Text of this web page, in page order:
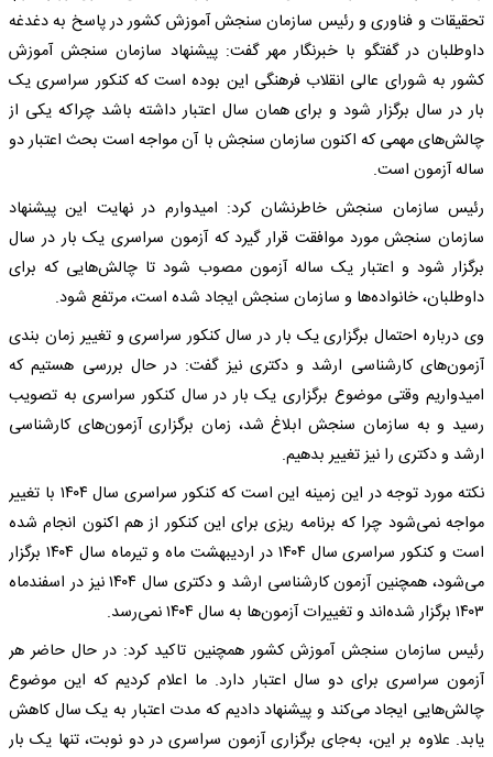
تحقیقات و فناوری و رئیس سازمان سنجش آموزش کشور در پاسخ به دغدغه
داوطلبان در گفتگو با خبرنگار مهر گفت: پیشنهاد سازمان سنجش آموزش
کشور به شورای عالی انقلاب فرهنگی این بوده است که کنکور سراسری یک
بار در سال برگزار شود و برای همان سال اعتبار داشته باشد چراکه یکی از
چالش‌های مهمی که اکنون سازمان سنجش با آن مواجه است بحث اعتبار دو
ساله آزمون است.
رئیس سازمان سنجش خاطرنشان کرد: امیدوارم در نهایت این پیشنهاد
سازمان سنجش مورد موافقت قرار گیرد که آزمون سراسری یک بار در سال
برگزار شود و اعتبار یک ساله آزمون مصوب شود تا چالش‌هایی که برای
داوطلبان، خانواده‌ها و سازمان سنجش ایجاد شده است، مرتفع شود.
وی درباره احتمال برگزاری یک بار در سال کنکور سراسری و تغییر زمان بندی
آزمون‌های کارشناسی ارشد و دکتری نیز گفت: در حال بررسی هستیم که
امیدواریم وقتی موضوع برگزاری یک بار در سال کنکور سراسری به تصویب
رسید و به سازمان سنجش ابلاغ شد، زمان برگزاری آزمون‌های کارشناسی
ارشد و دکتری را نیز تغییر بدهیم.
نکته مورد توجه در این زمینه این است که کنکور سراسری سال ۱۴۰۴ با تغییر
مواجه نمی‌شود چرا که برنامه ریزی برای این کنکور از هم اکنون انجام شده
است و کنکور سراسری سال ۱۴۰۴ در اردیبهشت ماه و تیرماه سال ۱۴۰۴ برگزار
می‌شود، همچنین آزمون کارشناسی ارشد و دکتری سال ۱۴۰۴ نیز در اسفندماه
۱۴۰۳ برگزار شده‌اند و تغییرات آزمون‌ها به سال ۱۴۰۴ نمی‌رسد.
رئیس سازمان سنجش آموزش کشور همچنین تاکید کرد: در حال حاضر هر
آزمون سراسری برای دو سال اعتبار دارد. ما اعلام کردیم که این موضوع
چالش‌هایی ایجاد می‌کند و پیشنهاد دادیم که مدت اعتبار به یک سال کاهش
یابد. علاوه بر این، به‌جای برگزاری آزمون سراسری در دو نوبت، تنها یک بار